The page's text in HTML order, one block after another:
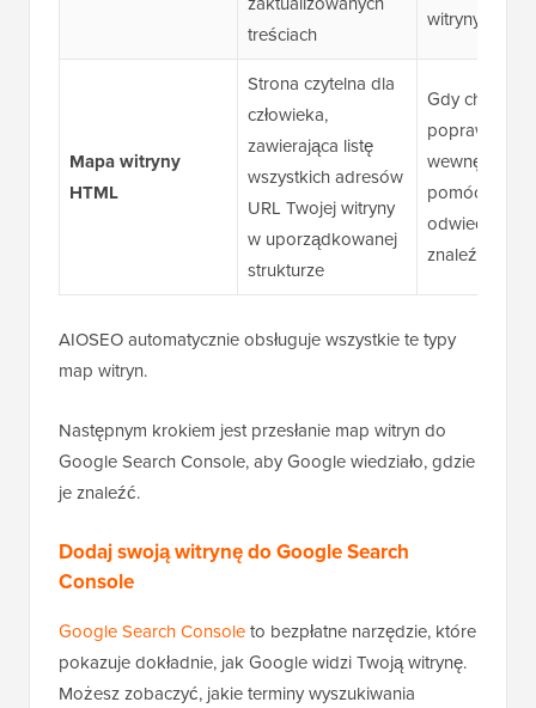
treściach
witryny
Mapa witryny
HTML
Strona czytelna dla
człowieka,
zawierająca listę
wszystkich adresów
URL Twojej witryny
w uporządkowanej
strukturze
Gdy chcesz
poprawić
wewnętrzną i
pomóc
znaleźć treści
AIOSEO automatycznie obsługuje wszystkie te typy
map witryn.
Następnym krokiem jest przesłanie map witryn do
Google Search Console, aby Google wiedziało, gdzie
je znaleźć.
Dodaj swoją witrynę do Google Search
Console
Google Search Consoleto bezpłatne narzędzie, które
pokazuje dokładnie, jak Google widzi Twoją witrynę.
Możesz zobaczyć, jakie terminy wyszukiwania